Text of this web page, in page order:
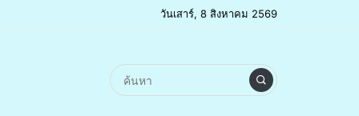
วันเสาร์, 8 สิงหาคม 2569